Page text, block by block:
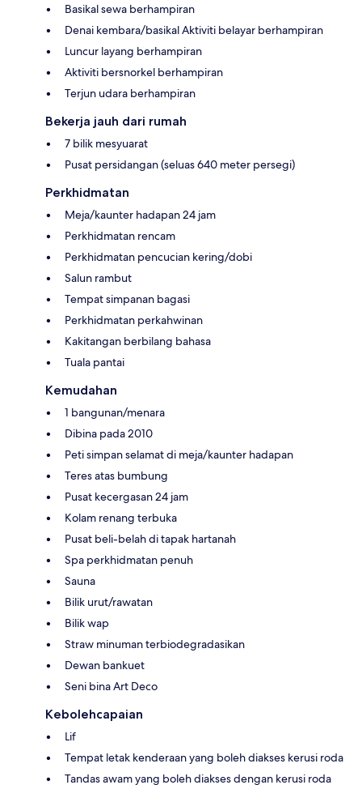
Basikal sewa berhampiran
Denai kembara/basikal Aktiviti belayar berhampiran
Luncur layang berhampiran
Aktiviti bersnorkel berhampiran
Terjun udara berhampiran
Bekerja jauh dari rumah
7 bilik mesyuarat
Pusat persidangan (seluas 640 meter persegi)
Perkhidmatan
Meja/kaunter hadapan 24 jam
Perkhidmatan rencam
Perkhidmatan pencucian kering/dobi
Salun rambut
Tempat simpanan bagasi
Perkhidmatan perkahwinan
Kakitangan berbilang bahasa
Tuala pantai
Kemudahan
1 bangunan/menara
Dibina pada 2010
Peti simpan selamat di meja/kaunter hadapan
Teres atas bumbung
Pusat kecergasan 24 jam
Kolam renang terbuka
Pusat beli-belah di tapak hartanah
Spa perkhidmatan penuh
Sauna
Bilik urut/rawatan
Bilik wap
Straw minuman terbiodegradasikan
Dewan bankuet
Seni bina Art Deco
Kebolehcapaian
Lif
Tempat letak kenderaan yang boleh diakses kerusi roda
Tandas awam yang boleh diakses dengan kerusi roda